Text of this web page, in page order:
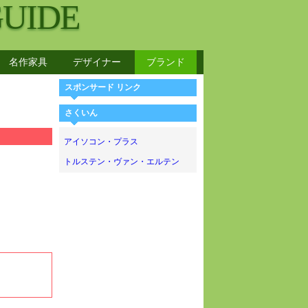
名作家具 デザイナー ブランド
スポンサード リンク
さくいん
アイソコン・プラス
トルステン・ヴァン・エルテン